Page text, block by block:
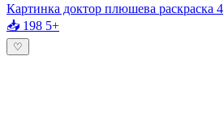
Картинка доктор плюшева раскраска 4
📥 198 5+
♡